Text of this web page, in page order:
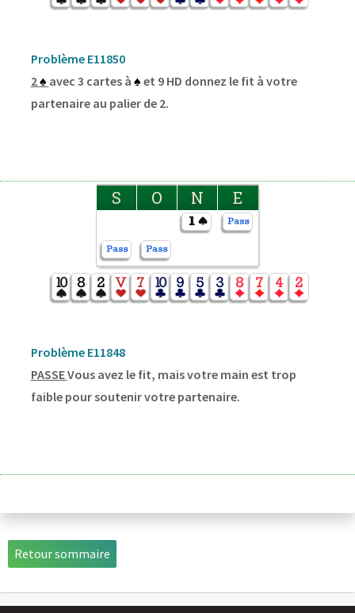
Problème E11850
2♠ avec 3 cartes à ♠ et 9 HD donnez le fit à votre
partenaire au palier de 2.
S O N E
Problème E11848
PASSEVous avez le fit, mais votre main est trop
faible pour soutenir votre partenaire.
Retour sommaire